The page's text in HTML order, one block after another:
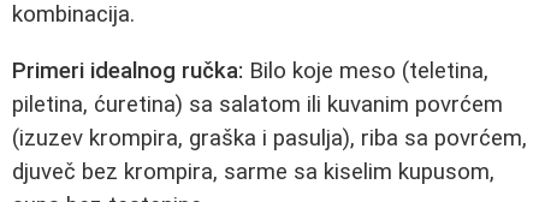
kombinacija.
Primeri idealnog ručka: Bilo koje meso (teletina,
piletina, ćuretina) sa salatom ili kuvanim povrćem
(izuzev krompira, graška i pasulja), riba sa povrćem,
djuveč bez krompira, sarme sa kiselim kupusom,